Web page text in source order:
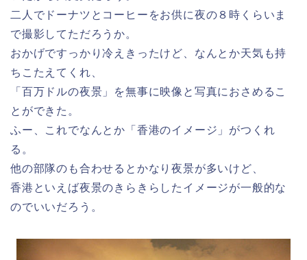
二人でドーナツとコーヒーをお供に夜の８時くらいま
で撮影してただろうか。
おかげですっかり冷えきったけど、なんとか天気も持
ちこたえてくれ、
「百万ドルの夜景」を無事に映像と写真におさめるこ
とができた。
ふー、これでなんとか「香港のイメージ」がつくれ
る。
他の部隊のも合わせるとかなり夜景が多いけど、
香港といえば夜景のきらきらしたイメージが一般的な
のでいいだろう。